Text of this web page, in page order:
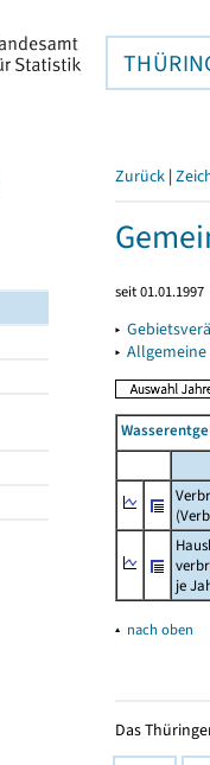
Zurück |
seit 01.01.1997
▸
▸
je
▴ nach oben
Das